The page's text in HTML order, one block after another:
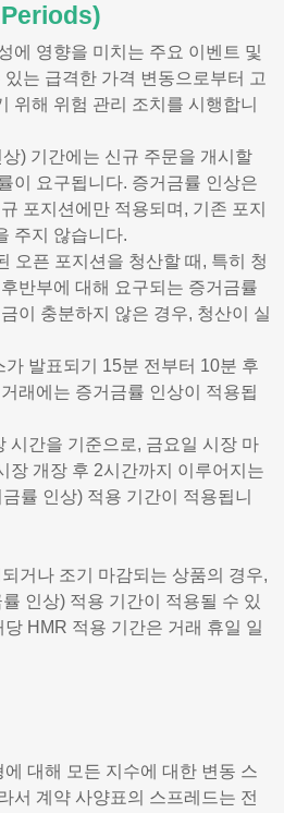
에 영향을 미치는 주요 이벤트 및
는 급격한 가격 변동으로부터 고
위해 위험 관리 조치를 시행합니
) 기간에는 신규 주문을 개시할
이 요구됩니다. 증거금률 인상은
포지션에만 적용되며, 기존 포지
주지 않습니다.
오픈 포지션을 청산할 때, 특히 청
반부에 대해 요구되는 증거금률
이 충분하지 않은 경우, 청산이 실
가 발표되기 15분 전부터 10분 후
래에는 증거금률 인상이 적용됩
시간을 기준으로, 금요일 시장 마
장 개장 후 2시간까지 이루어지는
률 인상) 적용 기간이 적용됩니
거나 조기 마감되는 상품의 경우,
인상) 적용 기간이 적용될 수 있
HMR 적용 기간은 거래 휴일 일
대해 모든 지수에 대한 변동 스
서 계약 사양표의 스프레드는 전